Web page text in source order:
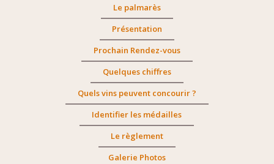
Le palmarès
Présentation
Prochain Rendez-vous
Quelques chiffres
Quels vins peuvent concourir ?
Identifier les médailles
Le règlement
Galerie Photos